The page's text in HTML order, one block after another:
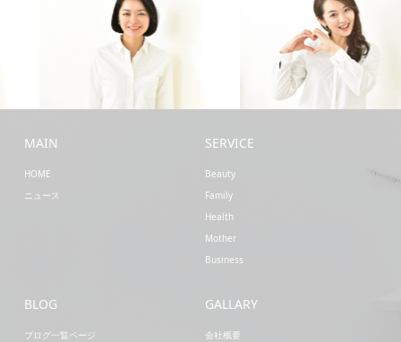
MAIN
HOME
ニュース
SERVICE
Beauty
Family
Health
Mother
Business
BLOG
ブログ一覧ページ
GALLARY
会社概要